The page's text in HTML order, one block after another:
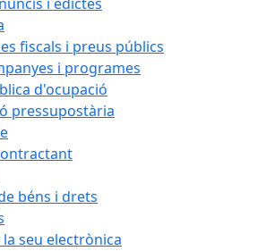
i edictes
fiscals i preus públics
i programes
d'ocupació
pressupostària
béns i drets
seu electrònica